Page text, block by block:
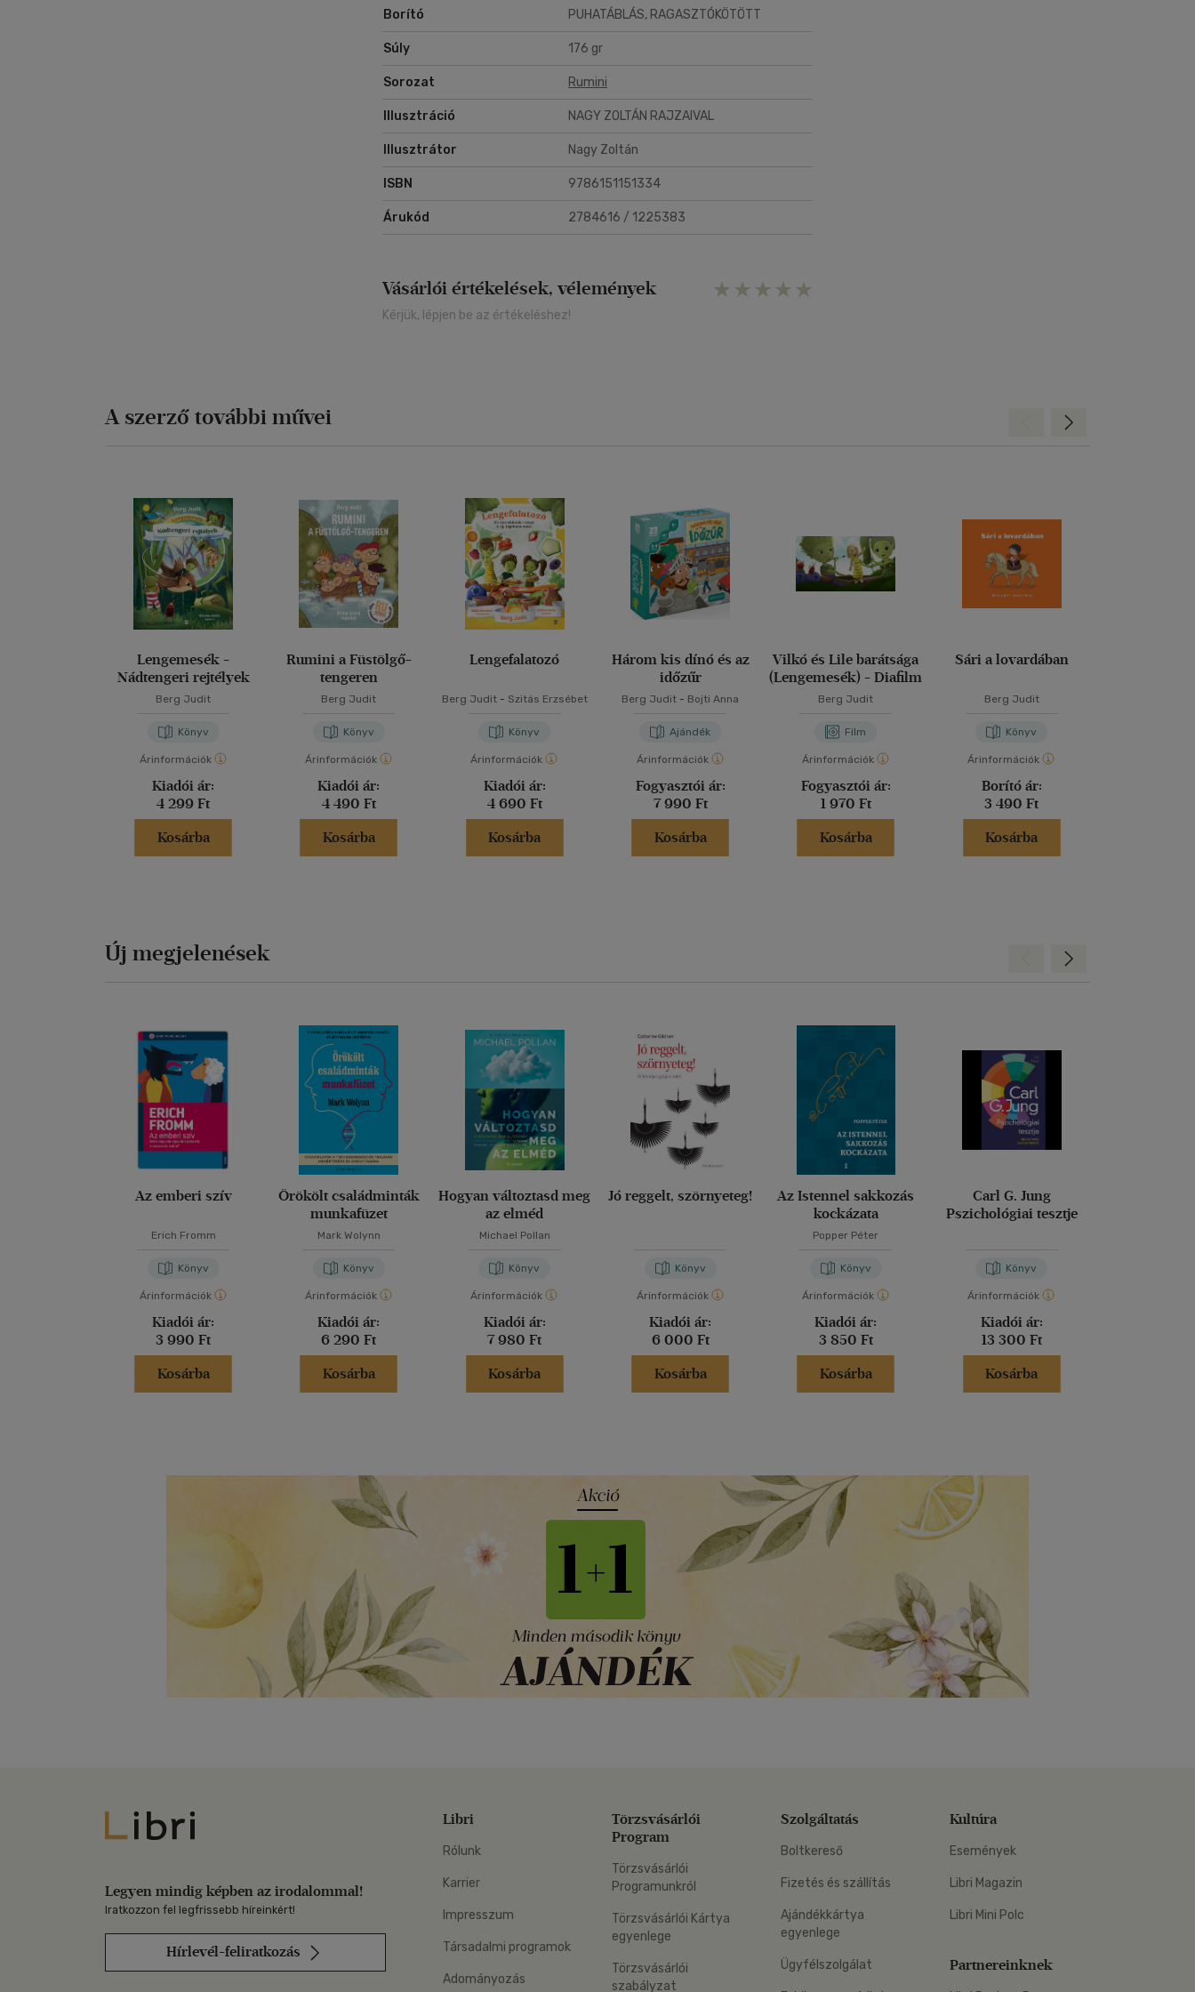
Borító PUHATÁBLÁS, RAGASZTÓKÖTÖTT
Súly 176 gr
Sorozat Rumini
Illusztráció NAGY ZOLTÁN RAJZAIVAL
Illusztrátor Nagy Zoltán
ISBN 9786151151334
Árukód 2784616 / 1225383
Vásárlói értékelések, vélemények
Kérjük, lépjen be az értékeléshez!
A szerző további művei
Lengemesék -
Nádtengeri rejtélyek
Berg Judit
Könyv
Árinformációk
Kiadói ár:
4 299 Ft
Kosárba
Rumini a Füstölgő-
tengeren
Berg Judit
Könyv
Árinformációk
Kiadói ár:
4 490 Ft
Kosárba
Lengefalatozó
Berg Judit- Szitás Erzsébet
Könyv
Árinformációk
Kiadói ár:
4 690 Ft
Kosárba
Három kis dínó és az
időzűr
Berg Judit - Bojti Anna
Ajándék
Árinformációk
Fogyasztói ár:
7 990 Ft
Kosárba
Vilkó és Lile barátsága
(Lengemesék) - Diafilm
Berg Judit
Film
Árinformációk
Fogyasztói ár:
1 970 Ft
Kosárba
Sári a lovardában
Berg Judit
Könyv
Árinformációk
Borító ár:
3 490 Ft
Kosárba
Előre
Új megjelenések
Az emberi szív
Erich Fromm
Könyv
Árinformációk
Kiadói ár:
3 990 Ft
Kosárba
Örökölt családminták
munkafüzet
Mark Wolynn
Könyv
Árinformációk
Kiadói ár:
6 290 Ft
Kosárba
Hogyan változtasd meg
az elméd
Michael Pollan
Könyv
Árinformációk
Kiadói ár:
7 980 Ft
Kosárba
Jó reggelt, szörnyeteg!
Könyv
Árinformációk
Kiadói ár:
6 000 Ft
Kosárba
Az Istennel sakkozás
kockázata
Popper Péter
Könyv
Árinformációk
Kiadói ár:
3 850 Ft
Kosárba
Carl G. Jung
Pszichológiai tesztje
Könyv
Árinformációk
Kiadói ár:
13 300 Ft
Kosárba
Előre
Libri
Legyen mindig képben az irodalommal!
Iratkozzon fel legfrissebb híreinkért!
Hírlevél-feliratkozás
Libri
Rólunk
Karrier
Impresszum
Társadalmi programok
Adományozás
Törzsvásárlói
Program
Törzsvásárlói
Programunkról
Törzsvásárlói Kártya
egyenlege
Törzsvásárlói
szabályzat
Szolgáltatás
Boltkereső
Fizetés és szállítás
Ajándékkártya
egyenlege
Ügyfélszolgálat
Kultúra
Események
Libri Magazin
Libri Mini Polc
Partnereinknek